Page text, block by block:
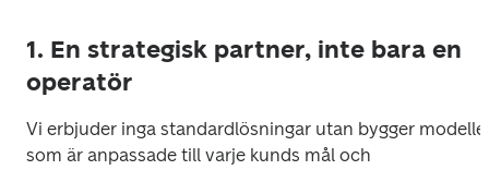
1. En strategisk partner, inte bara en
operatör
Vi erbjuder inga standardlösningar utan bygger
som är anpassade till varje kunds mål och